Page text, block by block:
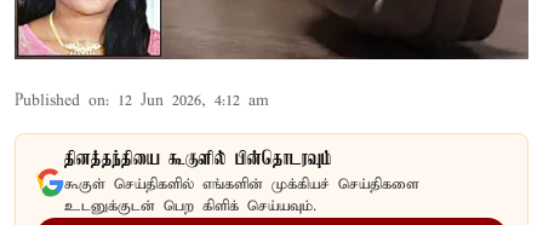
Published on: 12 Jun 2026, 4:12 am
தினத்தந்தியை கூகுளில் பின்தொடரவும்
கூகுள் செய்திகளில் எங்களின் முக்கியச் செய்திகளை
உடனுக்குடன் பெற கிளிக் செய்யவும்.